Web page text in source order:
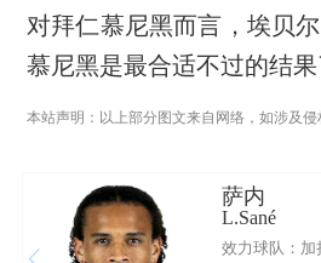
对拜仁慕尼黑而言，埃贝
慕尼黑是最合适不过的结果
本站声明：以上部分图文来自网络，如涉及
萨内
L.Sané
效力球队：加